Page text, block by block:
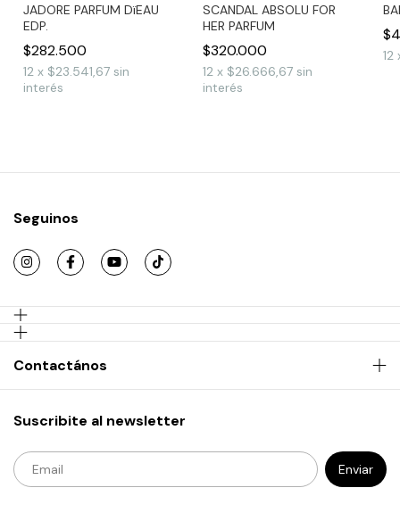
JADORE PARFUM DïEAU
EDP.
$282.500
12 x $23.541,67 sin
interés
SCANDAL ABSOLU FOR
HER PARFUM
$320.000
12 x $26.666,67 sin
interés
12
Seguinos
Contactános
Suscribite al newsletter